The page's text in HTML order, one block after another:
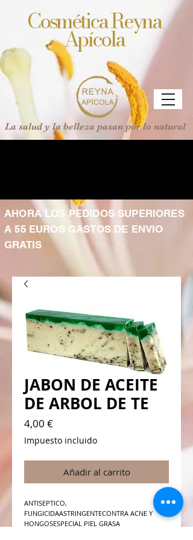
La salud y la belleza pasan por lo natural
Cosmética Reyna
Apícola
AHORA LOS PEDIDOS SUPERIORES
A 55 EUROS GASTOS DE ENVIO
GRATIS
JABON DE ACEITE
DE ARBOL DE TE
4,00 €Precio
Impuesto incluido
Añadir al carrito
ANTISEPTICO,
FUNGICIDAASTRINGENTECONTRA ACNE Y
HONGOSESPECIAL PIEL GRASA